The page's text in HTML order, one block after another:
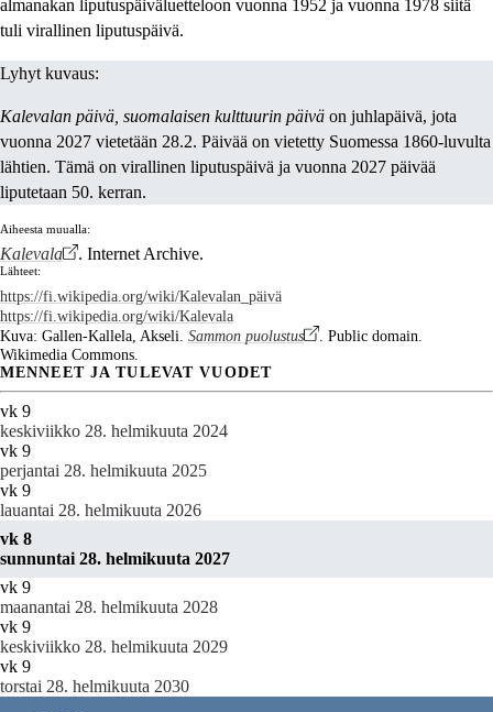
almanakan liputuspäiväluetteloon vuonna 1952 ja vuonna 1978 siitä
tuli virallinen liputuspäivä.
Lyhyt kuvaus:
Kalevalan päivä, suomalaisen kulttuurin päivä on juhlapäivä, jota
vuonna 2027 vietetään 28.2. Päivää on vietetty Suomessa 1860-luvulta
lähtien. Tämä on virallinen liputuspäivä ja vuonna 2027 päivää
liputetaan 50. kerran.
Aiheesta muualla:
Kalevala . Internet Archive.
Lähteet:
https://fi.wikipedia.org/wiki/Kalevalan_päivä
https://fi.wikipedia.org/wiki/Kalevala
Kuva: Gallen-Kallela, Akseli. Sammon puolustus
. Public domain.
Wikimedia Commons.
MENNEET JA TULEVAT VUODET
vk 9
keskiviikko 28. helmikuuta 2024
vk 9
perjantai 28. helmikuuta 2025
vk 9
lauantai 28. helmikuuta 2026
vk 8
sunnuntai 28. helmikuuta 2027
vk 9
maanantai 28. helmikuuta 2028
vk 9
keskiviikko 28. helmikuuta 2029
vk 9
torstai 28. helmikuuta 2030